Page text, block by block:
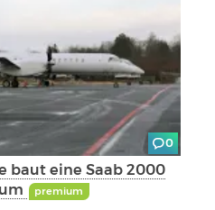
0
baut eine Saab 2000
premium